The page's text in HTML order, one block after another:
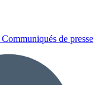
Communiqués de presse